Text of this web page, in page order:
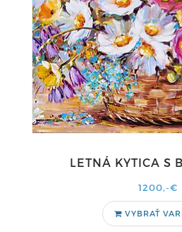
LETNÁ KYTICA S
1200,-€
VYBRAŤ